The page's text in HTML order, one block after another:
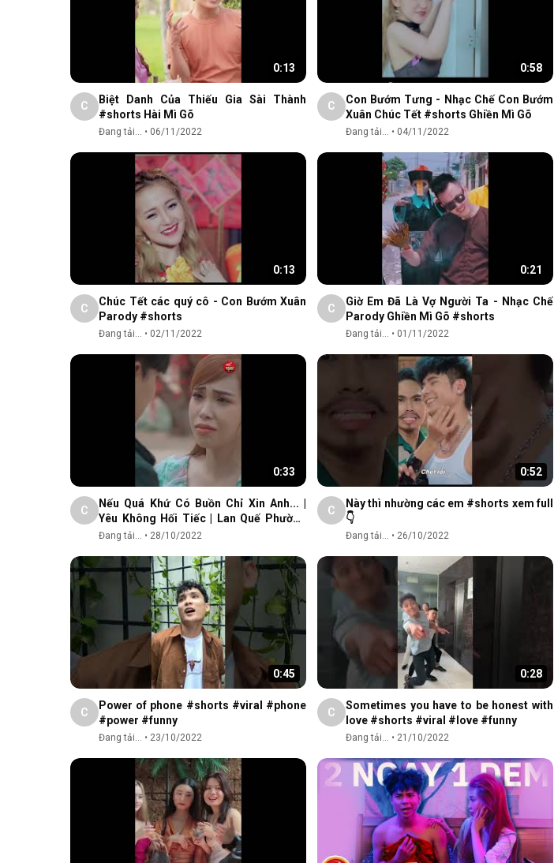
0:13
C
Biệt Danh Của Thiếu Gia Sài Thành
#shorts Hài Mì Gõ
Đang tải... • 06/11/2022
0:58
C
Con Bướm Tưng - Nhạc Chế Con Bướm
Xuân Chúc Tết #shorts Ghiền Mì Gõ
Đang tải... • 04/11/2022
0:13
C
Chúc Tết các quý cô - Con Bướm Xuân
Parody #shorts
Đang tải... • 02/11/2022
0:21
C
Giờ Em Đã Là Vợ Người Ta - Nhạc Chế
Parody Ghiền Mì Gõ #shorts
Đang tải... • 01/11/2022
0:33
C
Nếu Quá Khứ Có Buồn Chỉ Xin Anh... |
Yêu Không Hối Tiếc | Lan Quế Phường
OST
Đang tải... • 28/10/2022
0:52
C
Này thì nhường các em #shorts xem full
👇
Đang tải... • 26/10/2022
0:45
C
Power of phone #shorts #viral #phone
#power #funny
Đang tải... • 23/10/2022
0:28
C
Sometimes you have to be honest with
love #shorts #viral #love #funny
Đang tải... • 21/10/2022